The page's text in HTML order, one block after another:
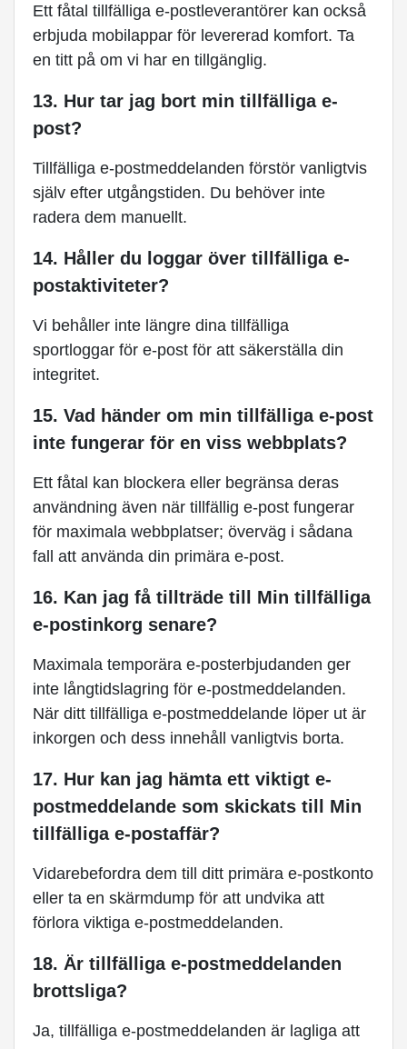
Ett fåtal tillfälliga e-postleverantörer kan också
erbjuda mobilappar för levererad komfort. Ta
en titt på om vi har en tillgänglig.
13. Hur tar jag bort min tillfälliga e-
post?
Tillfälliga e-postmeddelanden förstör vanligtvis
själv efter utgångstiden. Du behöver inte
radera dem manuellt.
14. Håller du loggar över tillfälliga e-
postaktiviteter?
Vi behåller inte längre dina tillfälliga
sportloggar för e-post för att säkerställa din
integritet.
15. Vad händer om min tillfälliga e-post
inte fungerar för en viss webbplats?
Ett fåtal kan blockera eller begränsa deras
användning även när tillfällig e-post fungerar
för maximala webbplatser; överväg i sådana
fall att använda din primära e-post.
16. Kan jag få tillträde till Min tillfälliga
e-postinkorg senare?
Maximala temporära e-posterbjudanden ger
inte långtidslagring för e-postmeddelanden.
När ditt tillfälliga e-postmeddelande löper ut är
inkorgen och dess innehåll vanligtvis borta.
17. Hur kan jag hämta ett viktigt e-
postmeddelande som skickats till Min
tillfälliga e-postaffär?
Vidarebefordra dem till ditt primära e-postkonto
eller ta en skärmdump för att undvika att
förlora viktiga e-postmeddelanden.
18. Är tillfälliga e-postmeddelanden
brottsliga?
Ja, tillfälliga e-postmeddelanden är lagliga att